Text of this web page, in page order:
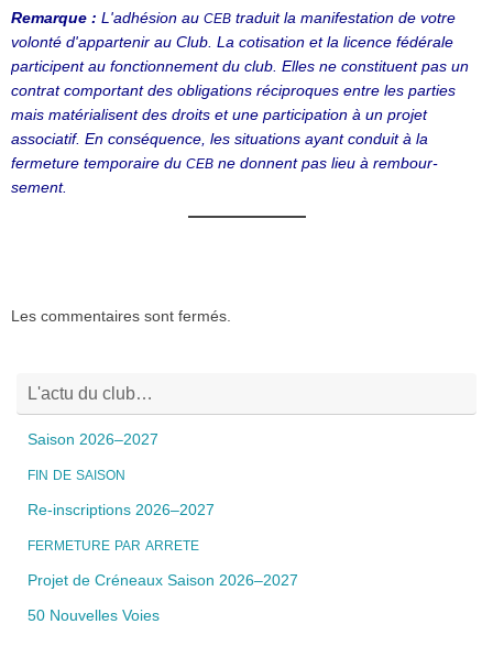
Remarque : L'adhésion au CEB traduit la manifes­tation de votre
volonté d'appartenir au Club. La cotisation et la licence fédérale
parti­cipent au fonction­nement du club. Elles ne consti­tuent pas un
contrat comportant des obliga­tions réciproques entre les parties
mais matéria­lisent des droits et une parti­ci­pation à un projet
associatif. En consé­quence, les situa­tions ayant conduit à la
fermeture tempo­raire du CEB ne donnent pas lieu à rembour­
sement.
Les commentaires sont fermés.
L'actu du club…
Saison 2026–2027
FIN DE SAISON
Re-inscriptions 2026–2027
FERMETURE PAR ARRETE
Projet de Créneaux Saison 2026–2027
50 Nouvelles Voies